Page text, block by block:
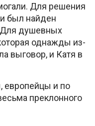
Для решения
был найден
Для душевных
однажды из-
выговор, и Катя в
европейцы и по
преклонного